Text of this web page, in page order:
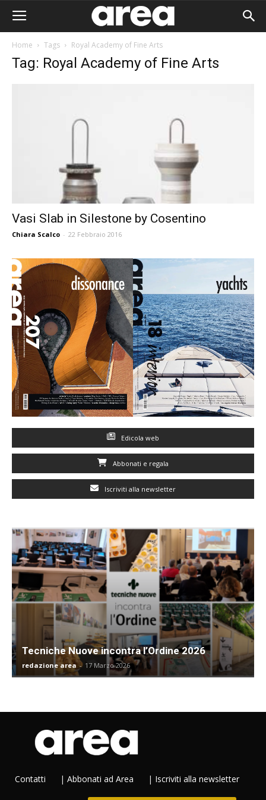
Home Tags Royal Academy of Fine Arts
Tag: Royal Academy of Fine Arts
Vasi Slab in Silestone by Cosentino
Chiara Scalco - 22 Febbraio 2016
Edicola web
Abbonati e regala
Iscriviti alla newsletter
Tecniche Nuove incontra l’Ordine 2026
redazione area - 17 Marzo 2026
Contatti | Abbonati ad Area | Iscriviti alla newsletter